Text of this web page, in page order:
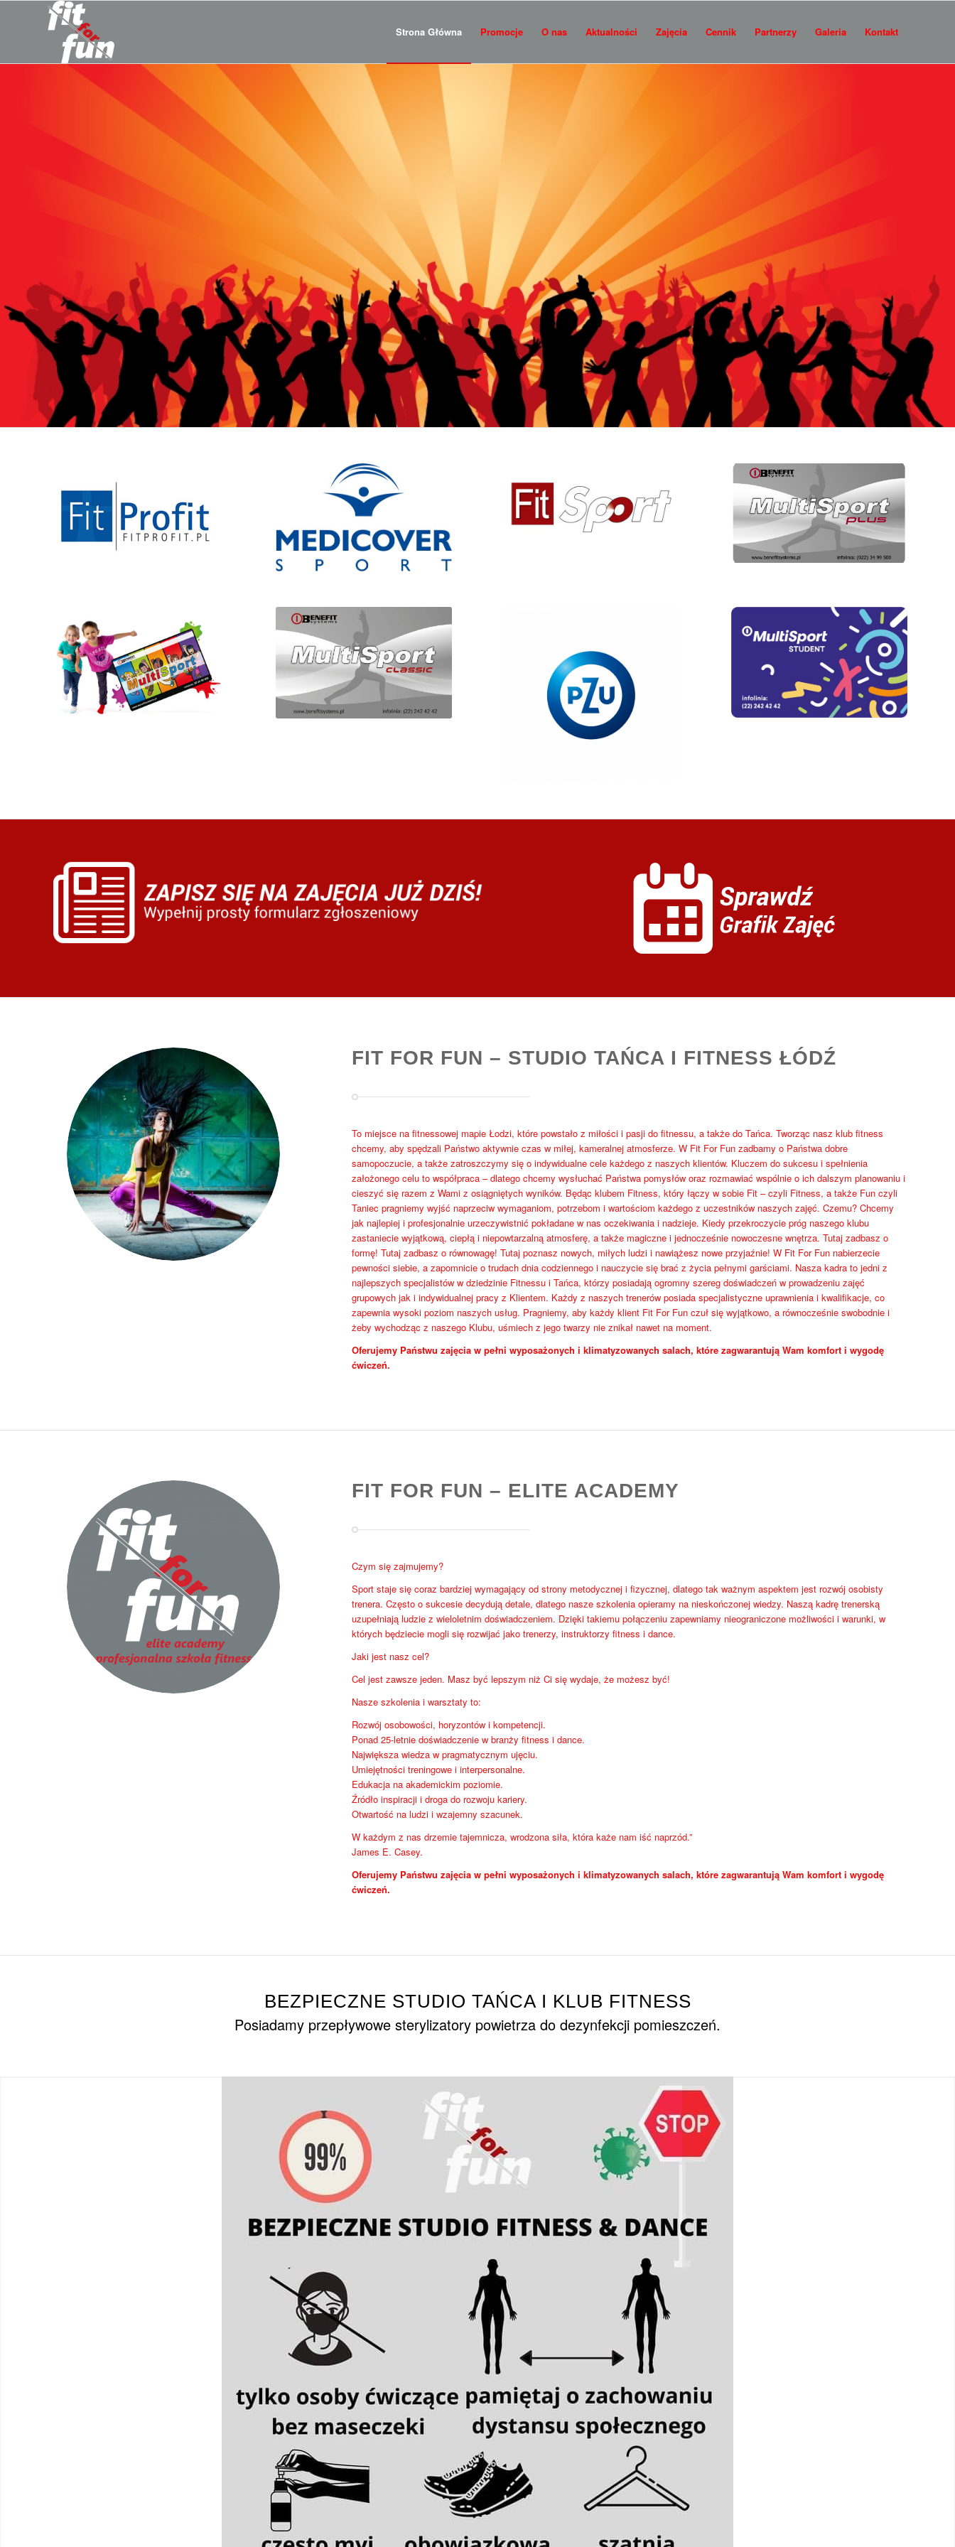
Strona Główna Promocje O nas Aktualności Zajęcia Cennik Partnerzy Galeria Kontakt
FIT FOR FUN – STUDIO TAŃCA I FITNESS ŁÓDŹ
To miejsce na fitnessowej mapie Łodzi, które powstało z miłości i pasji do fitnessu, a także do Tańca. Tworząc nasz klub fitness
chcemy, aby spędzali Państwo aktywnie czas w miłej, kameralnej atmosferze. W Fit For Fun zadbamy o Państwa dobre
samopoczucie, a także zatroszczymy się o indywidualne cele każdego z naszych klientów. Kluczem do sukcesu i spełnienia
założonego celu to współpraca – dlatego chcemy wysłuchać Państwa pomysłów oraz rozmawiać wspólnie o ich dalszym planowaniu i
cieszyć się razem z Wami z osiągniętych wyników. Będąc klubem Fitness, który łączy w sobie Fit – czyli Fitness, a także Fun czyli
Taniec pragniemy wyjść naprzeciw wymaganiom, potrzebom i wartościom każdego z uczestników naszych zajęć. Czemu? Chcemy
jak najlepiej i profesjonalnie urzeczywistnić pokładane w nas oczekiwania i nadzieje. Kiedy przekroczycie próg naszego klubu
zastaniecie wyjątkową, ciepłą i niepowtarzalną atmosferę, a także magiczne i jednocześnie nowoczesne wnętrza. Tutaj zadbasz o
formę! Tutaj zadbasz o równowagę! Tutaj poznasz nowych, miłych ludzi i nawiążesz nowe przyjaźnie! W Fit For Fun nabierzecie
pewności siebie, a zapomnicie o trudach dnia codziennego i nauczycie się brać z życia pełnymi garściami. Nasza kadra to jedni z
najlepszych specjalistów w dziedzinie Fitnessu i Tańca, którzy posiadają ogromny szereg doświadczeń w prowadzeniu zajęć
grupowych jak i indywidualnej pracy z Klientem. Każdy z naszych trenerów posiada specjalistyczne uprawnienia i kwalifikacje, co
zapewnia wysoki poziom naszych usług. Pragniemy, aby każdy klient Fit For Fun czuł się wyjątkowo, a równocześnie swobodnie i
żeby wychodząc z naszego Klubu, uśmiech z jego twarzy nie znikał nawet na moment.
Oferujemy Państwu zajęcia w pełni wyposażonych i klimatyzowanych salach, które zagwarantują Wam komfort i wygodę
ćwiczeń.
FIT FOR FUN – ELITE ACADEMY
Czym się zajmujemy?
Sport staje się coraz bardziej wymagający od strony metodycznej i fizycznej, dlatego tak ważnym aspektem jest rozwój osobisty
trenera. Często o sukcesie decydują detale, dlatego nasze szkolenia opieramy na nieskończonej wiedzy. Naszą kadrę trenerską
uzupełniają ludzie z wieloletnim doświadczeniem. Dzięki takiemu połączeniu zapewniamy nieograniczone możliwości i warunki, w
których będziecie mogli się rozwijać jako trenerzy, instruktorzy fitness i dance.
Jaki jest nasz cel?
Cel jest zawsze jeden. Masz być lepszym niż Ci się wydaje, że możesz być!
Nasze szkolenia i warsztaty to:
Rozwój osobowości, horyzontów i kompetencji.
Ponad 25-letnie doświadczenie w branży fitness i dance.
Największa wiedza w pragmatycznym ujęciu.
Umiejętności treningowe i interpersonalne.
Edukacja na akademickim poziomie.
Źródło inspiracji i droga do rozwoju kariery.
Otwartość na ludzi i wzajemny szacunek.
W każdym z nas drzemie tajemnicza, wrodzona siła, która każe nam iść naprzód.”
James E. Casey.
Oferujemy Państwu zajęcia w pełni wyposażonych i klimatyzowanych salach, które zagwarantują Wam komfort i wygodę
ćwiczeń.
BEZPIECZNE STUDIO TAŃCA I KLUB FITNESS
Posiadamy przepływowe sterylizatory powietrza do dezynfekcji pomieszczeń.